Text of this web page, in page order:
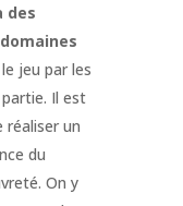
des
jeu par les
Il est
réaliser un
du
On y